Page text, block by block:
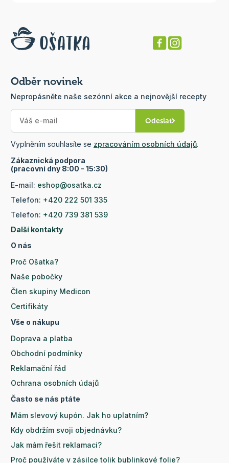
Odběr novinek
Nepropásněte naše sezónní akce a nejnovější recepty
Odeslat
Vyplněním souhlasíte se zpracováním osobních údajů.
Zákaznická podpora
(pracovní dny 8:00 - 15:30)
E-mail: eshop@osatka.cz
Telefon: +420 222 501 335
Telefon: +420 739 381 539
Další kontakty
O nás
Proč Ošatka?
Naše pobočky
Člen skupiny Medicon
Certifikáty
Vše o nákupu
Doprava a platba
Obchodní podmínky
Reklamační řád
Ochrana osobních údajů
Často se nás ptáte
Mám slevový kupón. Jak ho uplatním?
Kdy obdržím svoji objednávku?
Jak mám řešit reklamaci?
Proč používáte v zásilce tolik bublinkové folie?